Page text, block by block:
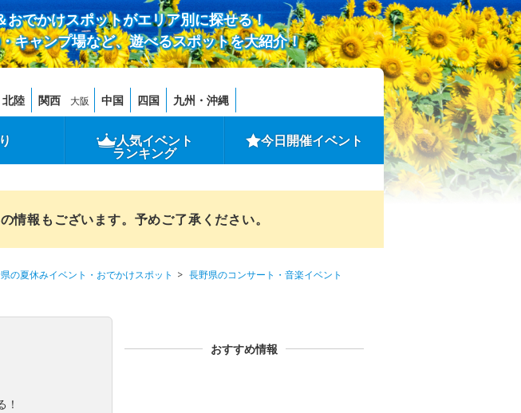
でかけスポットがエリア別に探せる！
キャンプ場など、遊べるスポットを大紹介！
北陸 関西 大阪 中国 四国 九州・沖縄
人気イベント
ランキング
今日開催イベント
報もございます。予めご了承ください。
の夏休みイベント・おでかけスポット
長野県のコンサート・音楽イベント
おすすめ情報